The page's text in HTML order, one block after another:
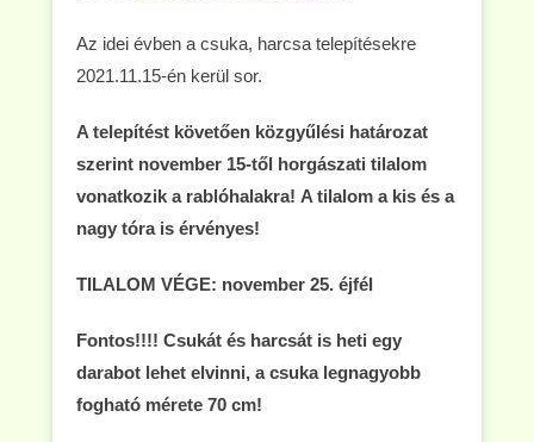
Az idei évben a csuka, harcsa telepítésekre
2021.11.15-én kerül sor.
A telepítést követően közgyűlési határozat
szerint november 15-től horgászati tilalom
vonatkozik a rablóhalakra! A tilalom a kis és a
nagy tóra is érvényes!
TILALOM VÉGE: november 25. éjfél
Fontos!!!! Csukát és harcsát is heti egy
darabot lehet elvinni, a csuka legnagyobb
fogható mérete 70 cm!